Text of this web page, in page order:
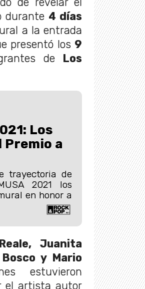
durante 4 días
a la entrada
presentó los 9
de Los
Los
Premio a
trayectoria de
2021 los
en honor a
Juanita
y Mario
estuvieron
el artista autor